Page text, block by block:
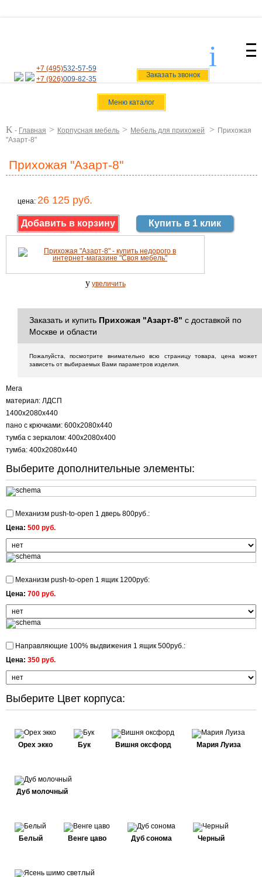
+7 (495)532-57-59
+7 (926)009-82-35 Заказать звонок
i
Меню каталог
K - Главная > Корпусная мебель > Мебель для прихожей > Прихожая
"Азарт-8"
Прихожая "Азарт-8"
цена: 26 125 руб.
Купить в 1 клик
y увеличить
Заказать и купить Прихожая "Азарт-8" с доставкой по
Москве и области
Пожалуйста, посмотрите внимательно всю страницу товара, цена может
зависеть от выбираемых Вами параметров изделия.
Мега
материал: ЛДСП
1400х2080х440
пано с крючками: 600х2080х440
тумба с зеркалом: 400х2080х400
тумба: 400х2080х440
Выберите дополнительные элементы:
Механизм push-to-open 1 дверь 800руб.:
Цена: 500 руб.
Механизм push-to-open 1 ящик 1200руб:
Цена: 700 руб.
Направляющие 100% выдвижения 1 ящик 500руб.:
Цена: 350 руб.
Выберите Цвет корпуса:
Орех экко Бук Вишня оксфорд Мария Луиза
Дуб молочный
Белый Венге цаво Дуб сонома Черный